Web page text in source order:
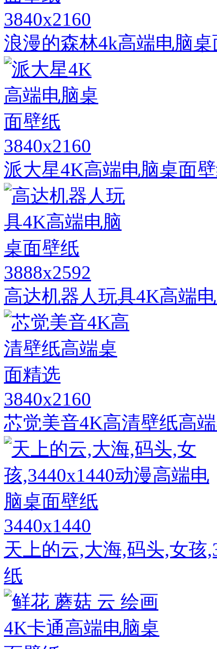
3840x2160
浪漫的森林4k高端电脑
3840x2160
派大星4K高端电脑桌面
3888x2592
高达机器人玩具4K高端
3840x2160
芯觉美音4K高清壁纸高
3440x1440
天上的云,大海,码头,女孩
纸